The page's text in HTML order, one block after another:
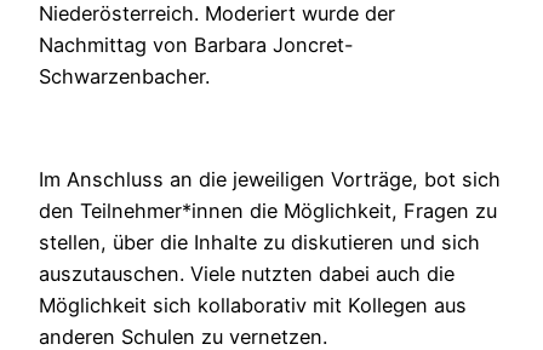
Niederösterreich. Moderiert wurde der
Nachmittag von Barbara Joncret-
Schwarzenbacher.
Im Anschluss an die jeweiligen Vorträge, bot sich
den Teilnehmer*innen die Möglichkeit, Fragen zu
stellen, über die Inhalte zu diskutieren und sich
auszutauschen. Viele nutzten dabei auch die
Möglichkeit sich kollaborativ mit Kollegen aus
anderen Schulen zu vernetzen.